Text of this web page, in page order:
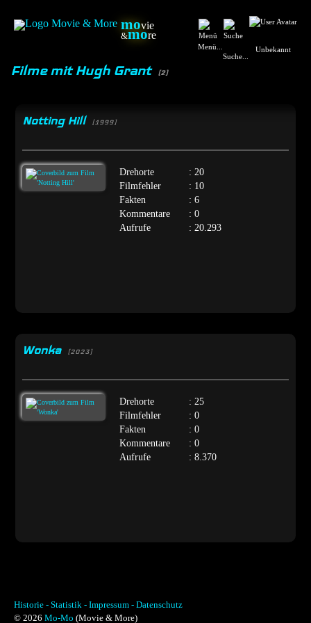
movie
&more
Menü...
Suche...
Unbekannt
Filme mit Hugh Grant (2)
Notting Hill [1999]
Drehorte
: 20
Filmfehler
: 10
Fakten
: 6
Kommentare
: 0
Aufrufe
: 20.293
Wonka [2023]
Drehorte
: 25
Filmfehler
: 0
Fakten
: 0
Kommentare
: 0
Aufrufe
: 8.370
Historie - Statistik - Impressum - Datenschutz
© 2026 Mo-Mo (Movie & More)